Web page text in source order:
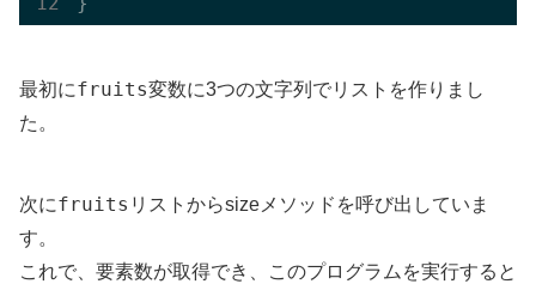
最初にfruits変数に3つの文字列でリストを作りまし
た。
次にfruits リストからsizeメソッドを呼び出していま
す。
これで、要素数が取得でき、このプログラムを実行すると